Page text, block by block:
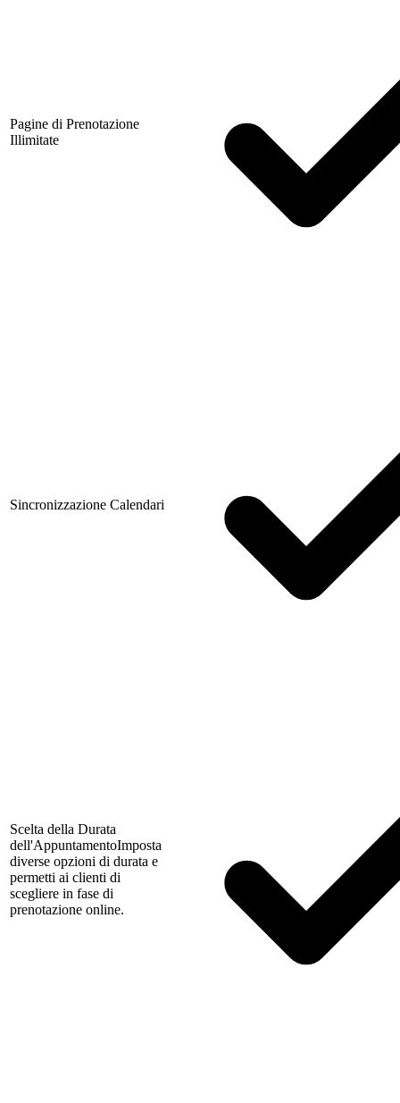
Pagine di Prenotazione
Illimitate
Sincronizzazione Calendari
Scelta della Durata
dell'AppuntamentoImposta
diverse opzioni di durata e
permetti ai clienti di
scegliere in fase di
prenotazione online.